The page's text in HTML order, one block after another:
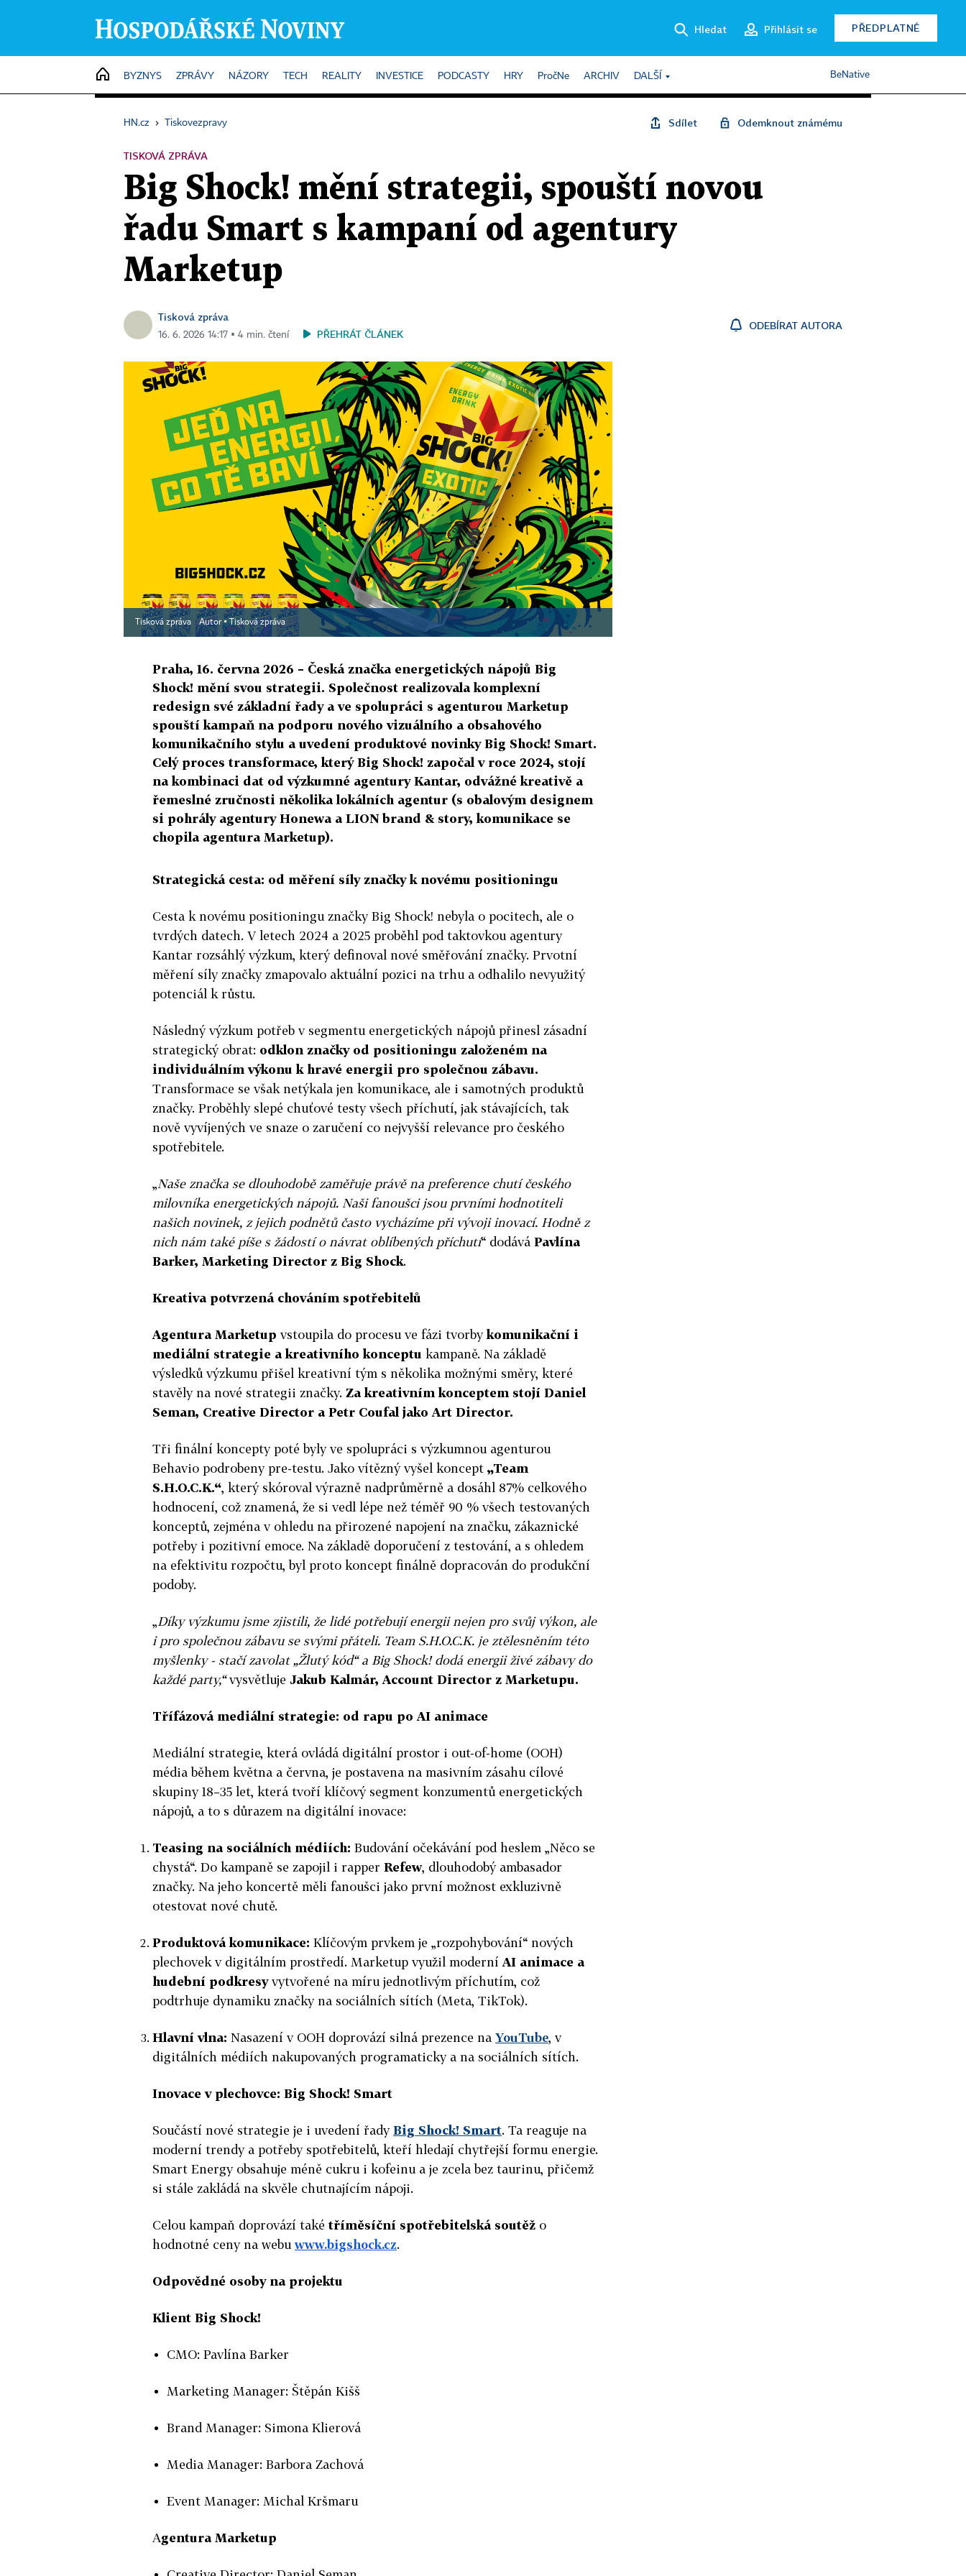
Hledat Přihlásit se PŘEDPLATNÉ
HOME
BYZNYS ZPRÁVY NÁZORY TECH REALITY INVESTICE PODCASTY HRY PročNe ARCHIV DALŠÍ BeNative
HN.cz › Tiskovezpravy Sdílet Odemknout známému
TISKOVÁ ZPRÁVA
Big Shock! mění strategii, spouští novou
řadu Smart s kampaní od agentury
Marketup
Tisková zpráva
16. 6. 2026 14:17 ▪ 4 min. čtení PŘEHRÁT ČLÁNEK
ODEBÍRAT AUTORA
Tisková zpráva Autor ▪Tisková zpráva
Praha, 16. června 2026 – Česká značka energetických nápojů Big
Shock! mění svou strategii. Společnost realizovala komplexní
redesign své základní řady a ve spolupráci s agenturou Marketup
spouští kampaň na podporu nového vizuálního a obsahového
komunikačního stylu a uvedení produktové novinky Big Shock! Smart.
Celý proces transformace, který Big Shock! započal v roce 2024, stojí
na kombinaci dat od výzkumné agentury Kantar, odvážné kreativě a
řemeslné zručnosti několika lokálních agentur (s obalovým designem
si pohrály agentury Honewa a LION brand & story, komunikace se
chopila agentura Marketup).
Strategická cesta: od měření síly značky k novému positioningu
Cesta k novému positioningu značky Big Shock! nebyla o pocitech, ale o
tvrdých datech. V letech 2024 a 2025 proběhl pod taktovkou agentury
Kantar rozsáhlý výzkum, který definoval nové směřování značky. Prvotní
měření síly značky zmapovalo aktuální pozici na trhu a odhalilo nevyužitý
potenciál k růstu.
Následný výzkum potřeb v segmentu energetických nápojů přinesl zásadní
strategický obrat: odklon značky od positioningu založeném na
individuálním výkonu k hravé energii pro společnou zábavu.
Transformace se však netýkala jen komunikace, ale i samotných produktů
značky. Proběhly slepé chuťové testy všech příchutí, jak stávajících, tak
nově vyvíjených ve snaze o zaručení co nejvyšší relevance pro českého
spotřebitele.
„Naše značka se dlouhodobě zaměřuje právě na preference chutí českého
milovníka energetických nápojů. Naši fanoušci jsou prvními hodnotiteli
našich novinek, z jejich podnětů často vycházíme při vývoji inovací. Hodně z
nich nám také píše s žádostí o návrat oblíbených příchutí“ dodává Pavlína
Barker, Marketing Director z Big Shock.
Kreativa potvrzená chováním spotřebitelů
Agentura Marketup vstoupila do procesu ve fázi tvorbykomunikační i
mediální strategie a kreativního konceptu kampaně. Na základě
výsledků výzkumu přišel kreativní tým s několika možnými směry, které
stavěly na nové strategii značky. Za kreativním konceptem stojí Daniel
Seman, Creative Director a Petr Coufal jako Art Director.
Tři finální koncepty poté byly ve spolupráci s výzkumnou agenturou
Behavio podrobeny pre-testu. Jako vítězný vyšel koncept „Team
S.H.O.C.K.“, který skóroval výrazně nadprůměrně a dosáhl 87% celkového
hodnocení, což znamená, že si vedl lépe než téměř 90 % všech testovaných
konceptů, zejména v ohledu na přirozené napojení na značku, zákaznické
potřeby i pozitivní emoce. Na základě doporučení z testování, a s ohledem
na efektivitu rozpočtu, byl proto koncept finálně dopracován do produkční
podoby.
„Díky výzkumu jsme zjistili, že lidé potřebují energii nejen pro svůj výkon, ale
i pro společnou zábavu se svými přáteli. Team S.H.O.C.K. je ztělesněním této
myšlenky - stačí zavolat „Žlutý kód“ a Big Shock! dodá energii živé zábavy do
každé party,“vysvětluje Jakub Kalmár, Account Director z Marketupu.
Třífázová mediální strategie: od rapu po AI animace
Mediální strategie, která ovládá digitální prostor i out-of-home (OOH)
média během května a června, je postavena na masivním zásahu cílové
skupiny 18–35 let, která tvoří klíčový segment konzumentů energetických
nápojů, a to s důrazem na digitální inovace:
Teasing na sociálních médiích: Budování očekávání pod heslem „Něco se
chystá“. Do kampaně se zapojil i rapper Refew, dlouhodobý ambasador
značky. Na jeho koncertě měli fanoušci jako první možnost exkluzivně
otestovat nové chutě.
Produktová komunikace: Klíčovým prvkem je „rozpohybování“ nových
plechovek v digitálním prostředí. Marketup využil moderní AI animace a
hudební podkresyvytvořené na míru jednotlivým příchutím, což
podtrhuje dynamiku značky na sociálních sítích (Meta, TikTok).
Hlavní vlna: Nasazení v OOH doprovází silná prezence na YouTube, v
digitálních médiích nakupovaných programaticky a na sociálních sítích.
Inovace v plechovce: Big Shock! Smart
Součástí nové strategie je i uvedení řadyBig Shock! Smart. Ta reaguje na
moderní trendy a potřeby spotřebitelů, kteří hledají chytřejší formu energie.
Smart Energy obsahuje méně cukru i kofeinu a je zcela bez taurinu, přičemž
si stále zakládá na skvěle chutnajícím nápoji.
Celou kampaň doprovází takétříměsíční spotřebitelská soutěž o
hodnotné ceny na webuwww.bigshock.cz.
Odpovědné osoby na projektu
Klient Big Shock!
CMO: Pavlína Barker
Marketing Manager: Štěpán Kišš
Brand Manager: Simona Klierová
Media Manager: Barbora Zachová
Event Manager: Michal Kršmaru
Agentura Marketup